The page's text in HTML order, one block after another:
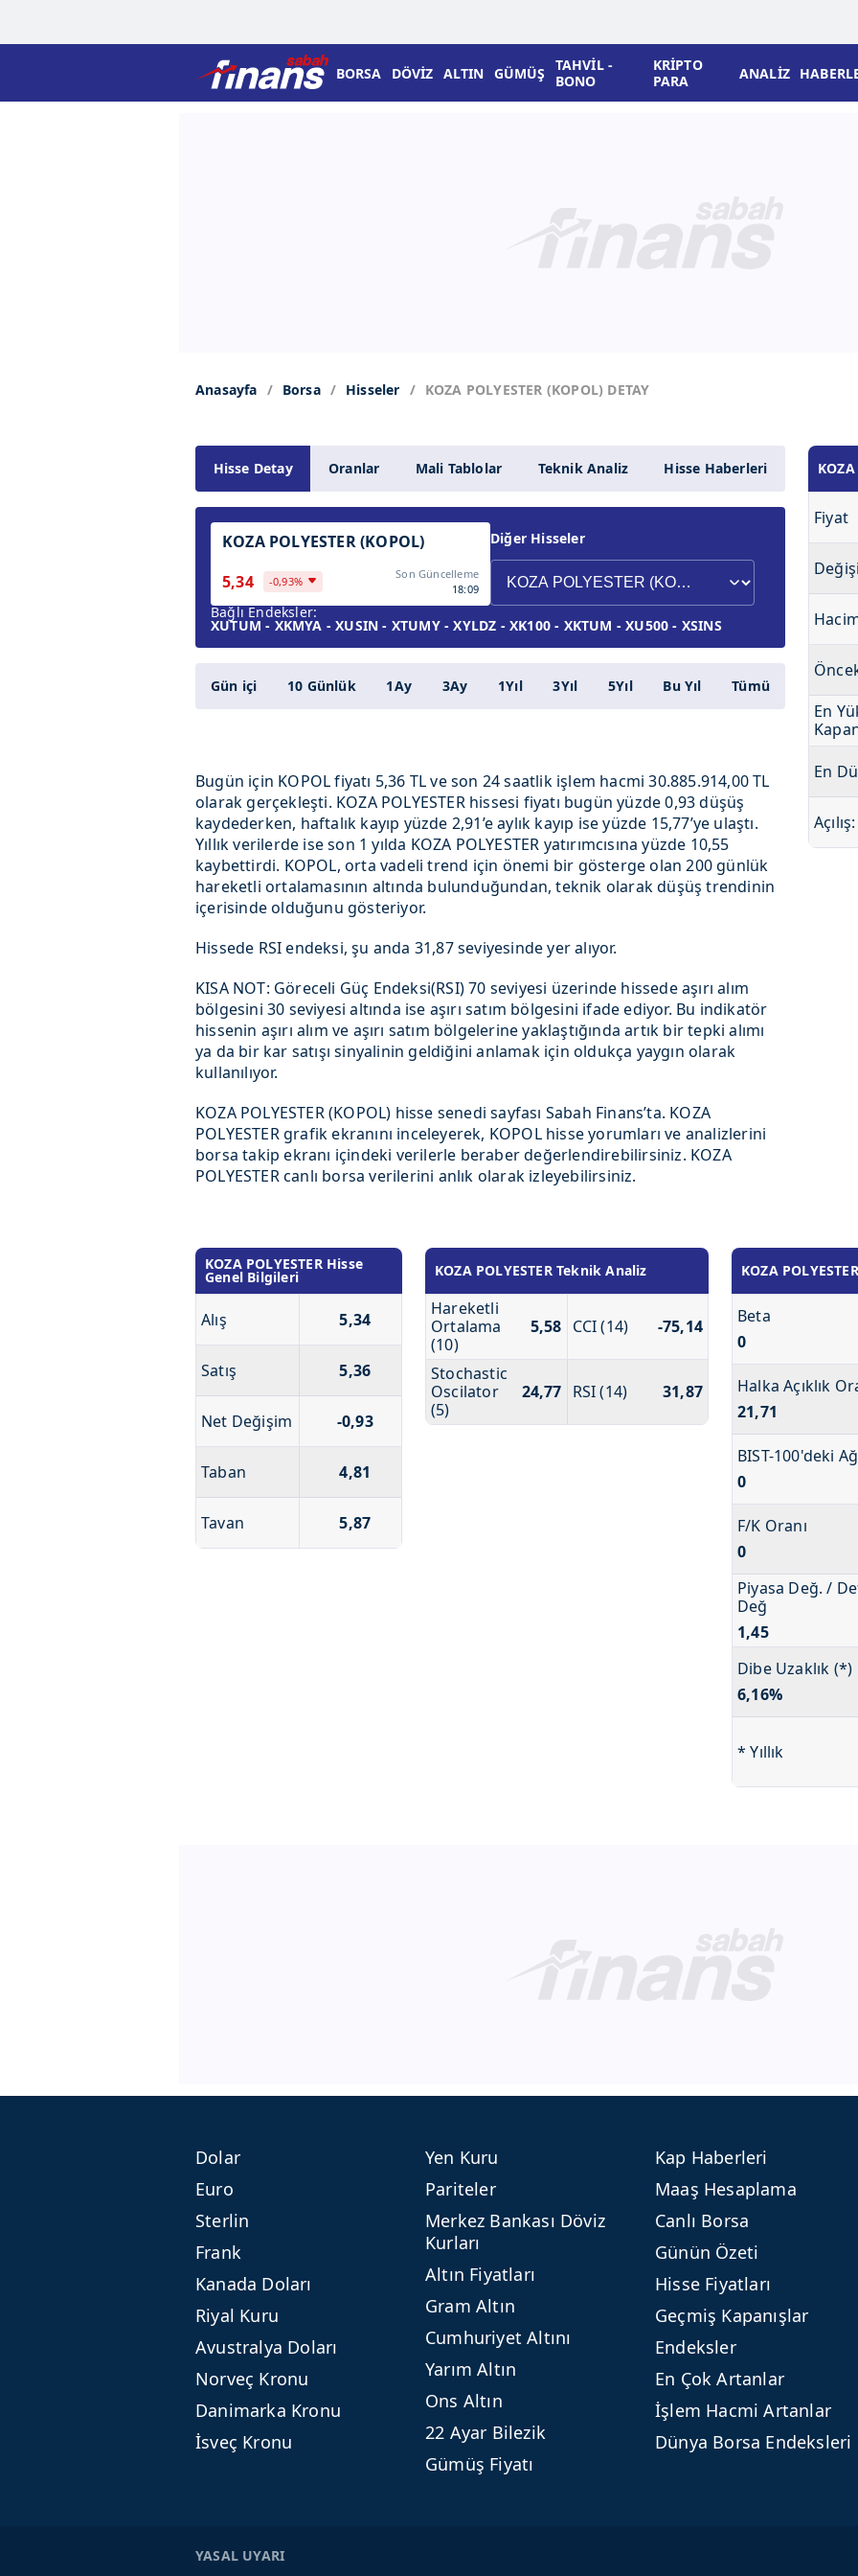
BORSA DÖVİZ ALTIN GÜMÜŞ
TAHVİL -
BONO
KRİPTO
PARA
ANALİZ
Anasayfa Borsa Hisseler KOZA POLYESTER (KOPOL) DETAY
Hisse Detay Oranlar Mali Tablolar Teknik Analiz Hisse Haberleri
KOZA POLYESTER (KOPOL)
5,34
-0,93%
Son Güncelleme
18:09
Diğer Hisseler
Bağlı Endeksler:
XUTUM - XKMYA - XUSIN - XTUMY - XYLDZ - XK100 - XKTUM - XU500 - XSINS
Gün içi 10 Günlük 1Ay 3Ay 1Yıl 3Yıl 5Yıl Bu Yıl Tümü
Bugün için KOPOL fiyatı 5,36 TL ve son 24 saatlik işlem hacmi 30.885.914,00 TL
olarak gerçekleşti. KOZA POLYESTER hissesi fiyatı bugün yüzde 0,93 düşüş
kaydederken, haftalık kayıp yüzde 2,91’e aylık kayıp ise yüzde 15,77’ye ulaştı.
Yıllık verilerde ise son 1 yılda KOZA POLYESTER yatırımcısına yüzde 10,55
kaybettirdi. KOPOL, orta vadeli trend için önemi bir gösterge olan 200 günlük
hareketli ortalamasının altında bulunduğundan, teknik olarak düşüş trendinin
içerisinde olduğunu gösteriyor.
Hissede RSI endeksi, şu anda 31,87 seviyesinde yer alıyor.
KISA NOT: Göreceli Güç Endeksi(RSI) 70 seviyesi üzerinde hissede aşırı alım
bölgesini 30 seviyesi altında ise aşırı satım bölgesini ifade ediyor. Bu indikatör
hissenin aşırı alım ve aşırı satım bölgelerine yaklaştığında artık bir tepki alımı
ya da bir kar satışı sinyalinin geldiğini anlamak için oldukça yaygın olarak
kullanılıyor.
KOZA POLYESTER (KOPOL) hisse senedi sayfası Sabah Finans’ta. KOZA
POLYESTER grafik ekranını inceleyerek, KOPOL hisse yorumları ve analizlerini
borsa takip ekranı içindeki verilerle beraber değerlendirebilirsiniz. KOZA
POLYESTER canlı borsa verilerini anlık olarak izleyebilirsiniz.
Fiyat
En
En
Açılış:
KOZA POLYESTER Hisse
Genel Bilgileri
Alış 5,34
Satış 5,36
Net Değişim -0,93
Taban 4,81
Tavan 5,87
KOZA POLYESTER Teknik Analiz
Hareketli
Ortalama
(10)
5,58 CCI (14) -75,14
Stochastic
Oscilator
(5)
24,77 RSI (14) 31,87
KOZA
Beta
0
Halka Açıklık
21,71
BIST-100'deki
0
F/K Oranı
0
Piyasa Değ. /
Değ
1,45
Dibe Uzaklık (*)
6,16%
* Yıllık
Dolar
Euro
Sterlin
Frank
Kanada Doları
Riyal Kuru
Avustralya Doları
Norveç Kronu
Danimarka Kronu
İsveç Kronu
Yen Kuru
Pariteler
Merkez Bankası Döviz
Kurları
Altın Fiyatları
Gram Altın
Cumhuriyet Altını
Yarım Altın
Ons Altın
22 Ayar Bilezik
Gümüş Fiyatı
Kap Haberleri
Maaş Hesaplama
Canlı Borsa
Günün Özeti
Hisse Fiyatları
Geçmiş Kapanışlar
Endeksler
En Çok Artanlar
İşlem Hacmi Artanlar
Dünya Borsa Endeksleri
YASAL UYARI